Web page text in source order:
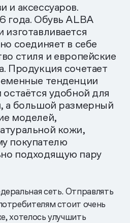
и аксессуаров.
года. Обувь ALBA
изготавливается
соединяет в себе
стиля и европейские
Продукция сочетает
тенденции
удобной для
а большой размерный
моделей,
кожи,
покупателю
подходящую пару
сеть. Отправлять
стоит очень
хотелось улучшить